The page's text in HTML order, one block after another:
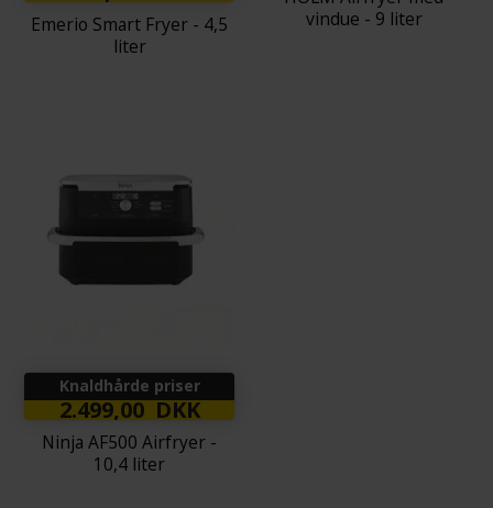
Emerio Smart Fryer - 4,5
liter
vindue - 9 liter
Knaldhårde priser
2.499,00 DKK
Ninja AF500 Airfryer -
10,4 liter